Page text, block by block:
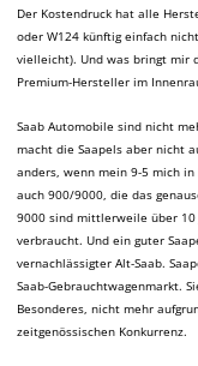
Der Kostendruck hat alle
oder W124 künftig einfach
vielleicht). Und was bringt mir
Premium-Hersteller im
Saab Automobile sind nicht
macht die Saapels aber nicht
anders, wenn mein 9-5 mich
auch 900/9000, die das
9000 sind mittlerweile über
verbraucht. Und ein guter
vernachlässigter Alt-Saab.
Saab-Gebrauchtwagenmarkt.
Besonderes, nicht mehr
zeitgenössischen Konkurrenz.